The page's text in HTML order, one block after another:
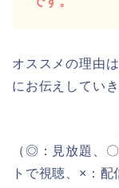
オススメの理由
にお伝えしていき
（◎：見放題、
トで視聴、×：配